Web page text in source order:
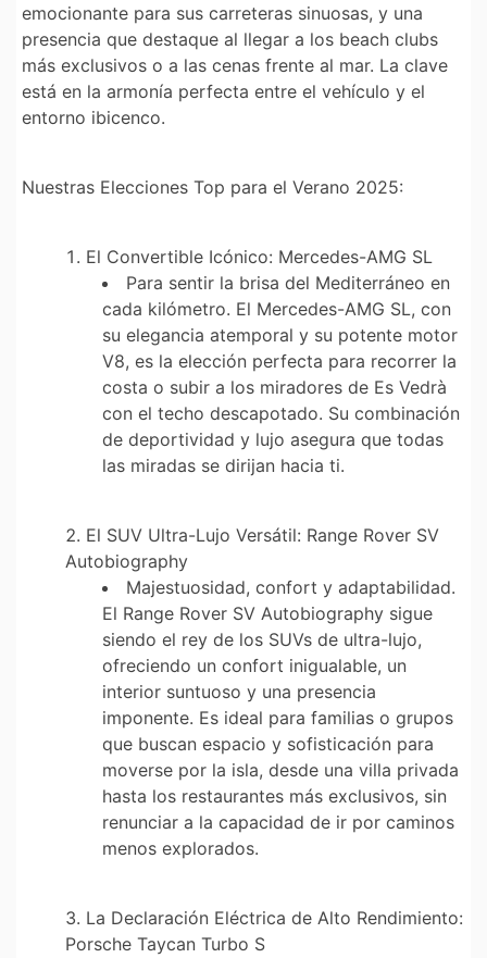
emocionante para sus carreteras sinuosas, y una
presencia que destaque al llegar a los beach clubs
más exclusivos o a las cenas frente al mar. La clave
está en la armonía perfecta entre el vehículo y el
entorno ibicenco.
Nuestras Elecciones Top para el Verano 2025:
El Convertible Icónico: Mercedes-AMG SL
Para sentir la brisa del Mediterráneo en
cada kilómetro. El Mercedes-AMG SL, con
su elegancia atemporal y su potente motor
V8, es la elección perfecta para recorrer la
costa o subir a los miradores de Es Vedrà
con el techo descapotado. Su combinación
de deportividad y lujo asegura que todas
las miradas se dirijan hacia ti.
El SUV Ultra-Lujo Versátil: Range Rover SV
Autobiography
Majestuosidad, confort y adaptabilidad.
El Range Rover SV Autobiography sigue
siendo el rey de los SUVs de ultra-lujo,
ofreciendo un confort inigualable, un
interior suntuoso y una presencia
imponente. Es ideal para familias o grupos
que buscan espacio y sofisticación para
moverse por la isla, desde una villa privada
hasta los restaurantes más exclusivos, sin
renunciar a la capacidad de ir por caminos
menos explorados.
La Declaración Eléctrica de Alto Rendimiento:
Porsche Taycan Turbo S